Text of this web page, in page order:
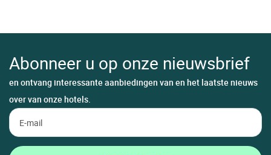
Abonneer u op onze nieuwsbrief
en ontvang interessante aanbiedingen van en het laatste nieuws
over van onze hotels.